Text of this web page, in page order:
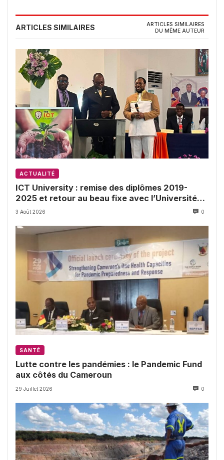
ARTICLES SIMILAIRES
ARTICLES SIMILAIRES
DU MÊME AUTEUR
ACTUALITÉ
ICT University : remise des diplômes 2019-
2025 et retour au beau fixe avec l’Université
de Buea
3 Août 2026 0
SANTÉ
Lutte contre les pandémies : le Pandemic Fund
aux côtés du Cameroun
29 Juillet 2026 0